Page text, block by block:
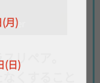
リペア。
月)
(日)